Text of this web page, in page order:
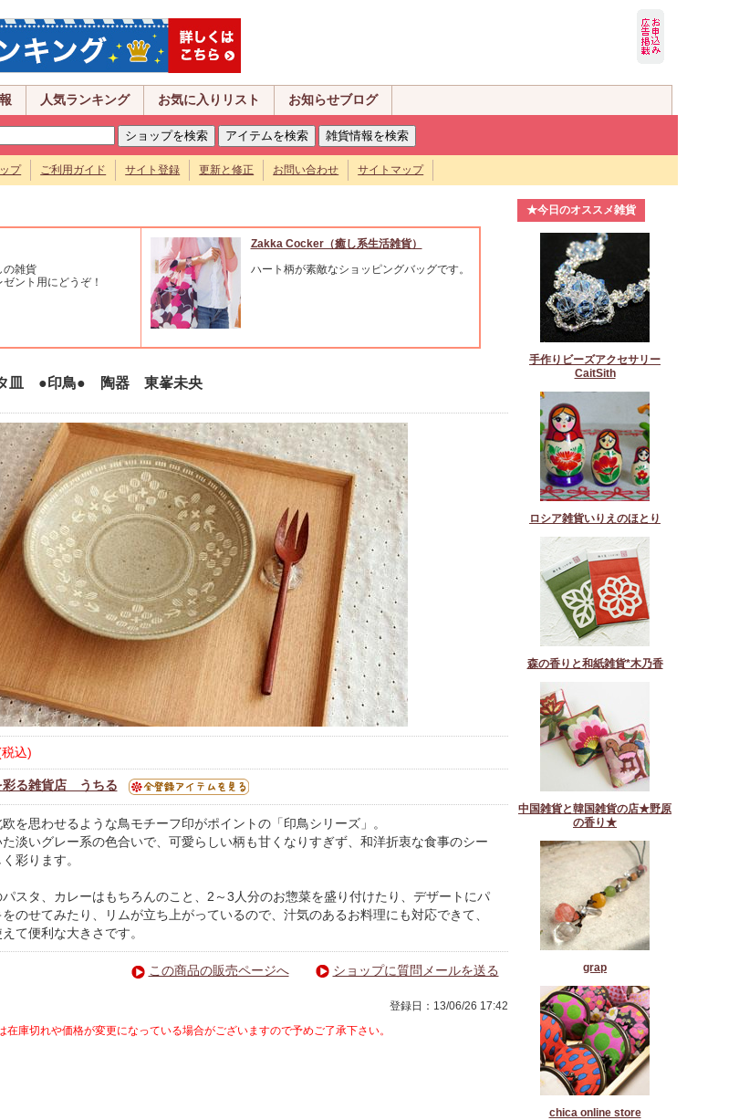
人気ランキング お気に入りリスト お知らせブログ
プ ご利用ガイド サイト登録 更新と修正 お問い合わせ サイトマップ
の雑貨
ント用にどうぞ！
Zakka Cocker（癒し系生活雑貨）
ハート柄が素敵なショッピングバッグです。
皿 ●印鳥● 陶器 東峯未央
込)
彩る雑貨店 うちる
欧を思わせるような鳥モチーフ印がポイントの「印鳥シリーズ」。
淡いグレー系の色合いで、可愛らしい柄も甘くなりすぎず、和洋折衷な食事のシー
彩ります。
パスタ、カレーはもちろんのこと、2～3人分のお惣菜を盛り付けたり、デザートにパ
をのせてみたり、リムが立ち上がっているので、汁気のあるお料理にも対応できて、
て便利な大きさです。
この商品の販売ページへ ショップに質問メールを送る
登録日：13/06/26 17:42
庫切れや価格が変更になっている場合がございますので予めご了承下さい。
★今日のオススメ雑貨
手作りビーズアクセサリー
CaitSith
ロシア雑貨いりえのほとり
森の香りと和紙雑貨*木乃香
中国雑貨と韓国雑貨の店★野原
の香り★
grap
chica online store